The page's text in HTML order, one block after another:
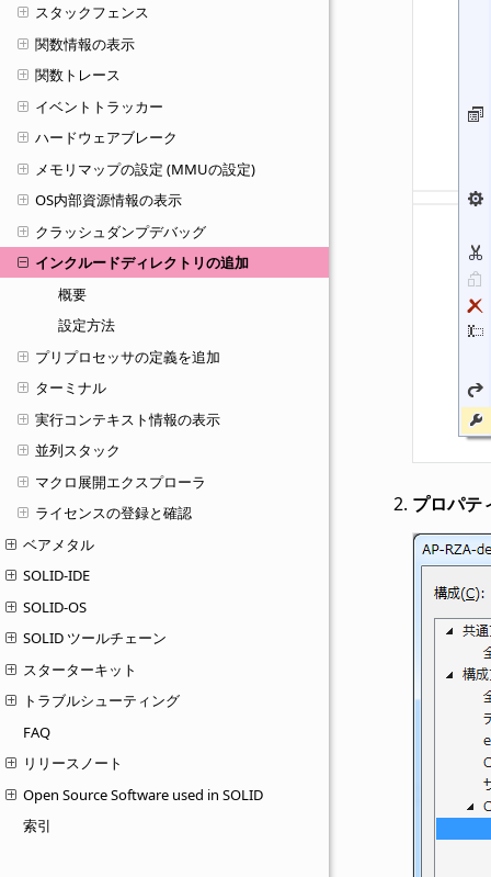
スタックフェンス
関数情報の表示
関数トレース
イベントトラッカー
ハードウェアブレーク
メモリマップの設定 (MMUの設定)
OS内部資源情報の表示
クラッシュダンプデバッグ
インクルードディレクトリの追加
概要
設定方法
プリプロセッサの定義を追加
ターミナル
実行コンテキスト情報の表示
並列スタック
マクロ展開エクスプローラ
ライセンスの登録と確認
ベアメタル
SOLID-IDE
SOLID-OS
SOLID ツールチェーン
スターターキット
トラブルシューティング
FAQ
リリースノート
Open Source Software used in SOLID
索引
プロパテ